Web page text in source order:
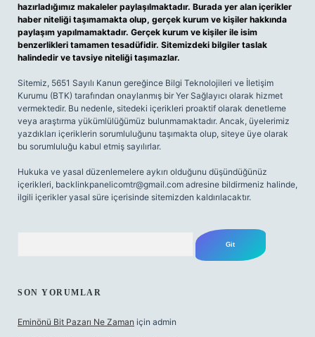
hazırladığımız makaleler paylaşılmaktadır. Burada yer alan içerikler
haber niteliği taşımamakta olup, gerçek kurum ve kişiler hakkında
paylaşım yapılmamaktadır. Gerçek kurum ve kişiler ile isim
benzerlikleri tamamen tesadüfidir. Sitemizdeki bilgiler taslak
halindedir ve tavsiye niteliği taşımazlar.
Sitemiz, 5651 Sayılı Kanun gereğince Bilgi Teknolojileri ve İletişim
Kurumu (BTK) tarafından onaylanmış bir Yer Sağlayıcı olarak hizmet
vermektedir. Bu nedenle, sitedeki içerikleri proaktif olarak denetleme
veya araştırma yükümlülüğümüz bulunmamaktadır. Ancak, üyelerimiz
yazdıkları içeriklerin sorumluluğunu taşımakta olup, siteye üye olarak
bu sorumluluğu kabul etmiş sayılırlar.
Hukuka ve yasal düzenlemelere aykırı olduğunu düşündüğünüz
içerikleri, backlinkpanelicomtr@gmail.com adresine bildirmeniz halinde,
ilgili içerikler yasal süre içerisinde sitemizden kaldırılacaktır.
SON YORUMLAR
Eminönü Bit Pazarı Ne Zaman için admin